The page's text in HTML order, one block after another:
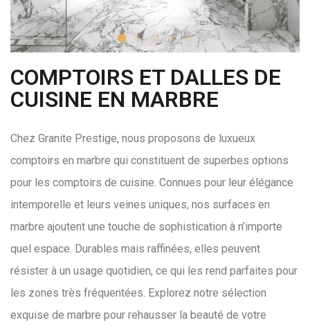
COMPTOIRS ET DALLES DE
CUISINE EN MARBRE
Chez Granite Prestige, nous proposons de luxueux
comptoirs en marbre qui constituent de superbes options
pour les comptoirs de cuisine. Connues pour leur élégance
intemporelle et leurs veines uniques, nos surfaces en
marbre ajoutent une touche de sophistication à n’importe
quel espace. Durables mais raffinées, elles peuvent
résister à un usage quotidien, ce qui les rend parfaites pour
les zones très fréquentées. Explorez notre sélection
exquise de marbre pour rehausser la beauté de votre